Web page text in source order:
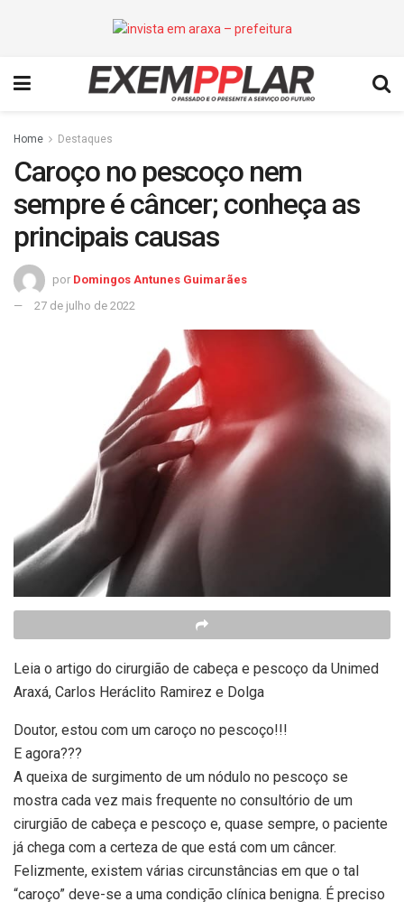
Home Destaques
Caroço no pescoço nem
sempre é câncer; conheça as
principais causas
por Domingos Antunes Guimarães
27 de julho de 2022
Leia o artigo do cirurgião de cabeça e pescoço da Unimed
Araxá, Carlos Heráclito Ramirez e Dolga
Doutor, estou com um caroço no pescoço!!!
E agora???
A queixa de surgimento de um nódulo no pescoço se
mostra cada vez mais frequente no consultório de um
cirurgião de cabeça e pescoço e, quase sempre, o paciente
já chega com a certeza de que está com um câncer.
Felizmente, existem várias circunstâncias em que o tal
“caroço” deve-se a uma condição clínica benigna. É preciso